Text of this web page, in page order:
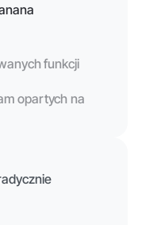
funkcji
opartych na